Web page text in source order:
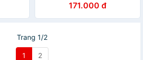
1 đổi
chuyển động,đàm thoại 2
chiều, chống nước IP67
171.000 đ
Trang 1/2
1 2